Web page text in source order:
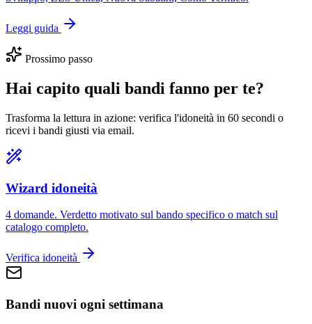
Leggi guida
Prossimo passo
Hai capito quali bandi fanno per te?
Trasforma la lettura in azione: verifica l'idoneità in 60 secondi o
ricevi i bandi giusti via email.
Wizard idoneità
4 domande. Verdetto motivato sul bando specifico o match sul
catalogo completo.
Verifica idoneità
Bandi nuovi ogni settimana